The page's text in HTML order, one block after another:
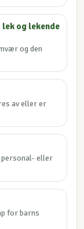
og lekende
og den
av eller er
personal- eller
for barns